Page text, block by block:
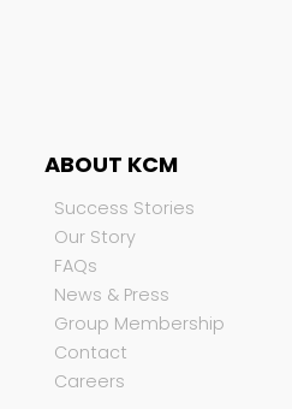
ABOUT KCM
Success Stories
Our Story
FAQs
News & Press
Group Membership
Contact
Careers